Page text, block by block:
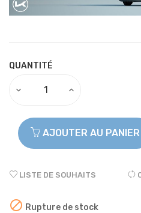
QUANTITÉ
AJOUTER AU PANIER
LISTE DE SOUHAITS
 Rupture de stock